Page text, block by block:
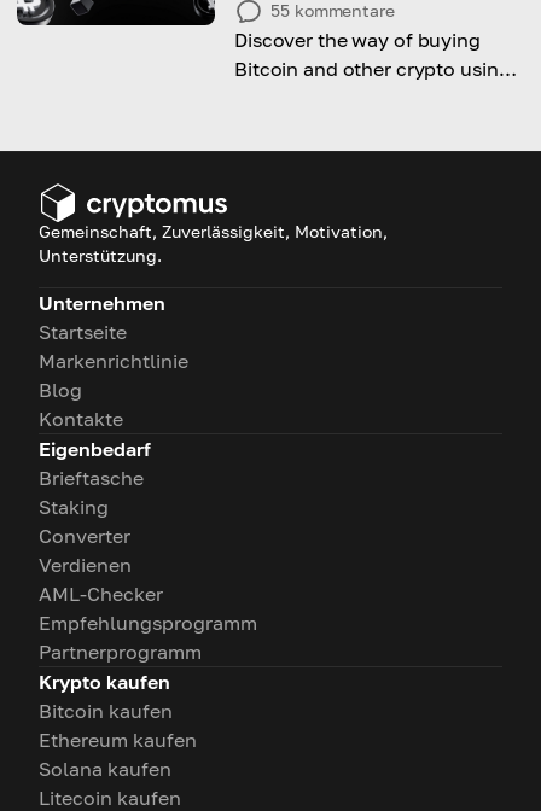
55 kommentare
Discover the way of buying
Bitcoin and other crypto using
Gemeinschaft, Zuverlässigkeit, Motivation,
Unterstützung.
Unternehmen
Startseite
Markenrichtlinie
Blog
Kontakte
Eigenbedarf
Brieftasche
Staking
Converter
Verdienen
AML-Checker
Empfehlungsprogramm
Partnerprogramm
Krypto kaufen
Bitcoin kaufen
Ethereum kaufen
Solana kaufen
Litecoin kaufen